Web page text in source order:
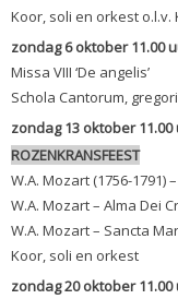
Koor, soli en orkest o.l.v.
zondag 6 oktober 11.00
Missa VIII ‘De angelis’
Schola Cantorum,
zondag 13 oktober
ROZENKRANSFEEST
W.A. Mozart (1756-1791)
W.A. Mozart – Alma Dei
W.A. Mozart – Sancta
Koor, soli en orkest
zondag 20 oktober